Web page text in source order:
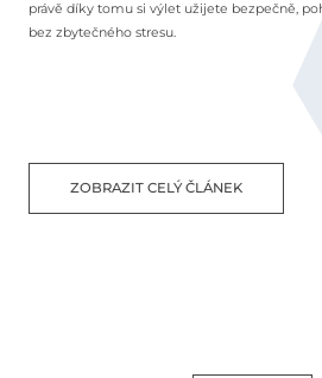
právě díky tomu si výlet užijete bezpečně,
bez zbytečného stresu.
ZOBRAZIT CELÝ ČLÁNEK